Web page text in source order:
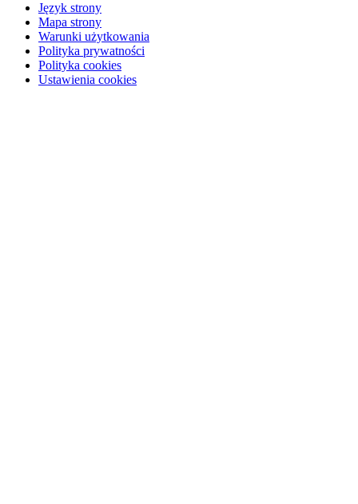
Język strony
Mapa strony
Warunki użytkowania
Polityka prywatności
Polityka cookies
Ustawienia cookies